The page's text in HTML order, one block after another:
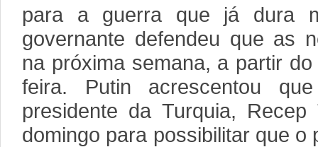
para a guerra que já dura
governante defendeu que as
na próxima semana, a partir
feira. Putin acrescentou
presidente da Turquia,
domingo para possibilitar que o